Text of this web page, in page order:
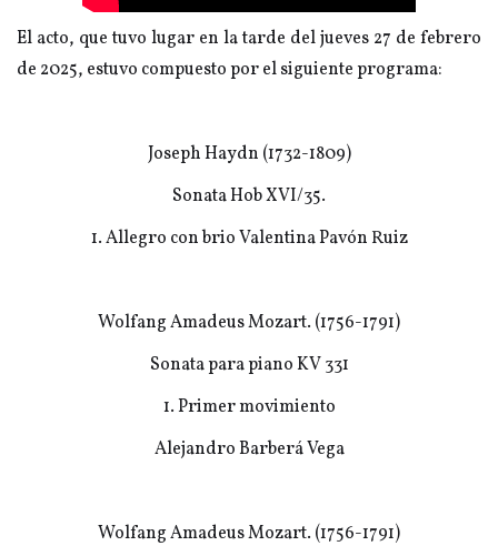
El acto, que tuvo lugar en la tarde del jueves 27 de febrero
de 2025, estuvo compuesto por el siguiente programa:
Joseph Haydn (1732-1809)
Sonata Hob XVI/35.
1. Allegro con brio Valentina Pavón Ruiz
Wolfang Amadeus Mozart. (1756-1791)
Sonata para piano KV 331
1. Primer movimiento
Alejandro Barberá Vega
Wolfang Amadeus Mozart. (1756-1791)